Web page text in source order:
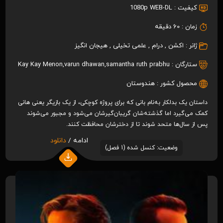
کیفیت : 1080p WEB-DL
زمان : 60 دقیقه
ژانر : اکشن ,درام , علمی تخیلی ,هیجان انگیز
ستارگان : Kay Kay Menon,varun dhawan,samantha ruth prabhu
محصول کشور : هندوستان
داستان یک بدلکار به‌نام بانی که برای پروژه کوچکی، از یک بازیگر یعنی هانی
کمک می‌گیرد اما گذشته‌شان گریبان‌گیرشان می‌شود و مجبور می‌شوند
پس از سال‌ها متحد شوند تا از دخترشان محافظت کنند.
وضعیت: کنسل شده (1 فصل)
ادامه /دانلود